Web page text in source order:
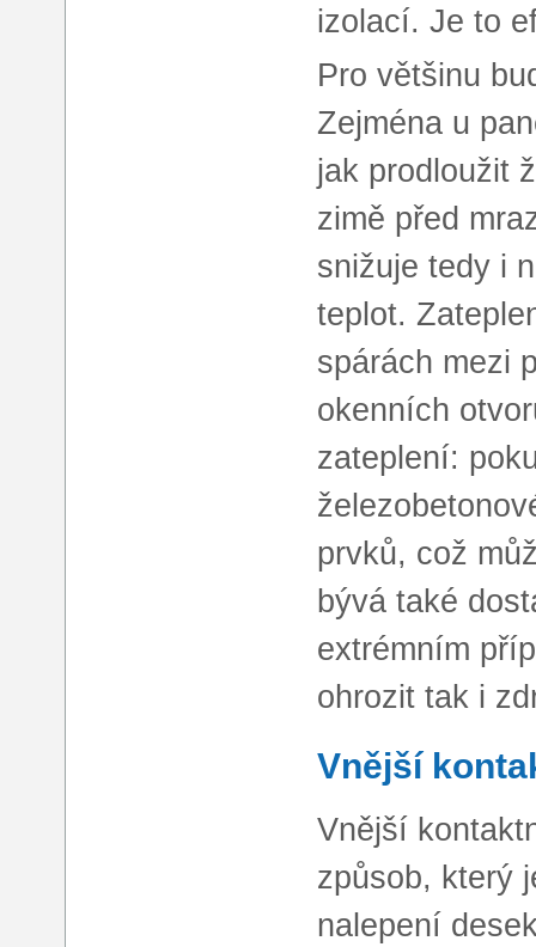
izolací. Je to
Pro většinu
Zejména u
jak prodloužit
zimě před
snižuje tedy i
teplot.
spárách mezi
okenních
zateplení:
prvků, což
bývá také
extrémním
ohrozit tak i
Vnější
Vnější
způsob, který
nalepení